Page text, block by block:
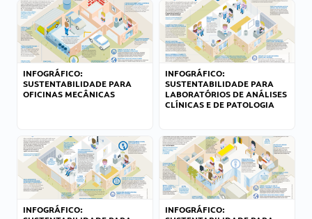
INFOGRÁFICO:
SUSTENTABILIDADE PARA
OFICINAS MECÂNICAS
INFOGRÁFICO:
SUSTENTABILIDADE PARA
LABORATÓRIOS DE ANÁLISES
CLÍNICAS E DE PATOLOGIA
INFOGRÁFICO:
INFOGRÁFICO: